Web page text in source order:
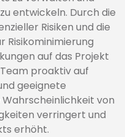
entwickeln. Durch die
Risiken und die
Risikominimierung
auf das Projekt
proaktiv auf
geeignete
von
verringert und
erhöht.